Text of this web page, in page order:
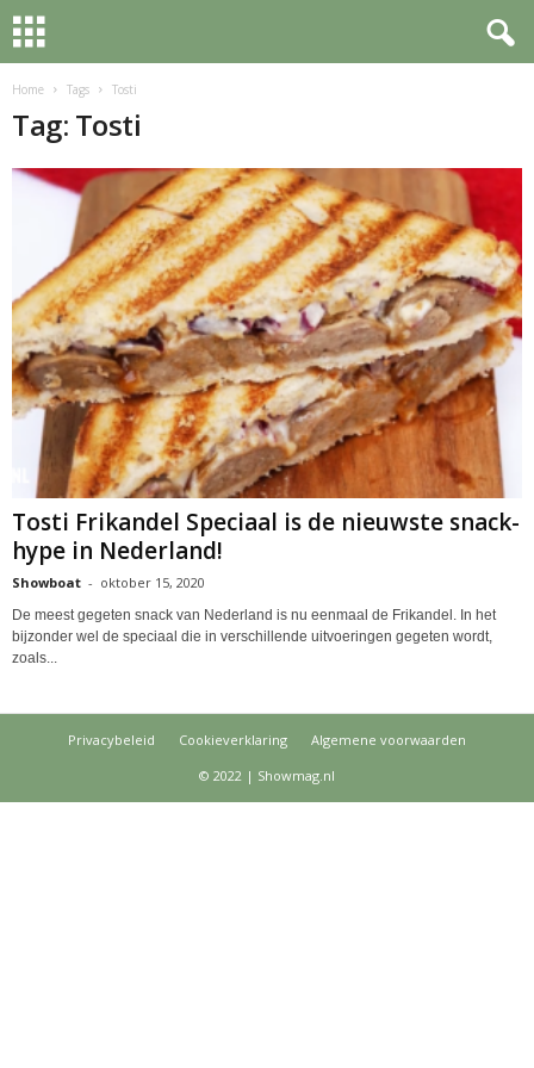
Home Tags Tosti
Tag: Tosti
Tosti Frikandel Speciaal is de nieuwste snack-
hype in Nederland!
Showboat - oktober 15, 2020
De meest gegeten snack van Nederland is nu eenmaal de Frikandel. In het
bijzonder wel de speciaal die in verschillende uitvoeringen gegeten wordt,
zoals...
Privacybeleid Cookieverklaring
Algemene voorwaarden
© 2022 | Showmag.nl